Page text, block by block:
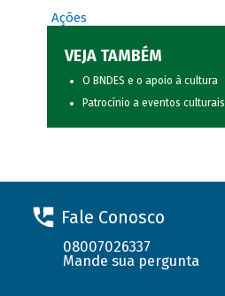
Ações
VEJA TAMBÉM
O BNDES e o apoio à cultura
Patrocínio a eventos culturais
Fale Conosco
08007026337
Mande sua pergunta